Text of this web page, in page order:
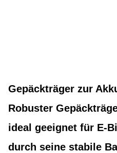
Gepäckträger zur
Robuster
ideal geeignet für E-
durch seine stabile